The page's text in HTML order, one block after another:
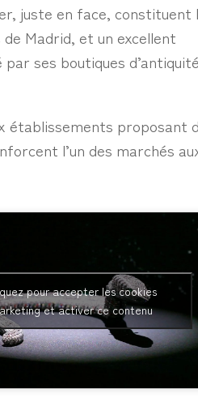
juste en face, constituent
Madrid, et un excellent
par ses boutiques
établissements proposant
l’un des marchés
pour accepter les cookies
et activer ce contenu